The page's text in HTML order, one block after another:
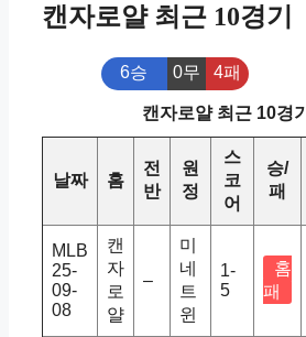
캔자로얄 최근 10경기
6승 0무 4패
캔자로얄 최근 10경기
날짜 홈
전
반
원
정
스
코
어
승/
패
MLB
25-
09-
08
캔
자
로
얄
–
미
네
트
윈
1-
5
홈
패